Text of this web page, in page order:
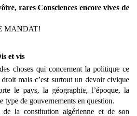
rares Consciences encore vives de
MANDAT!
et vis
choses qui concernent la politique ce
droit mais c’est surtout un devoir civique
le pays, la géographie, l’époque, la
type de gouvernements en question.
de la constitution algérienne et de son